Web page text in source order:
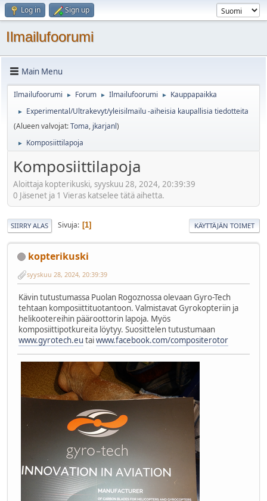
Log in Sign up
Ilmailufoorumi
Main Menu
Ilmailufoorumi ► Forum ► Ilmailufoorumi ► Kauppapaikka
►
Experimental/Ultrakevyt/yleisilmailu -aiheisia kaupallisia tiedotteita
(Alueen valvojat:Toma, jkarjanl)
► Komposiittilapoja
Komposiittilapoja
Aloittaja kopterikuski, syyskuu 28, 2024, 20:39:39
0 Jäsenet ja 1 Vieras katselee tätä aihetta.
SIIRRY ALAS Sivuja 1 KÄYTTÄJÄN TOIMET
kopterikuski
syyskuu 28, 2024, 20:39:39
Kävin tutustumassa Puolan Rogoznossa olevaan Gyro-Tech
tehtaan komposiittituotantoon. Valmistavat Gyrokopteriin ja
helikootereihin pääroottorin lapoja. Myös
komposiittipotkureita löytyy. Suosittelen tutustumaan
www.gyrotech.eu taiwww.facebook.com/compositerotor